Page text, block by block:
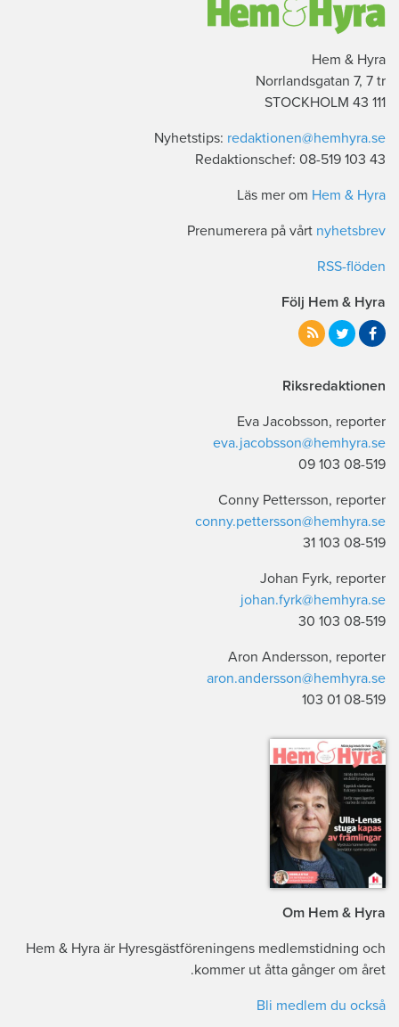
Hem & Hyra
Norrlandsgatan 7, 7 tr
111 43 STOCKHOLM
Nyhetstips: redaktionen@hemhyra.se
Redaktionschef: 08-519 103 43
Läs mer om Hem & Hyra
Prenumerera på vårt nyhetsbrev
RSS-flöden
Följ Hem & Hyra
Riksredaktionen
Eva Jacobsson, reporter
eva.jacobsson@hemhyra.se
08-519 103 09
Conny Pettersson, reporter
conny.pettersson@hemhyra.se
08-519 103 31
Johan Fyrk, reporter
johan.fyrk@hemhyra.se
08-519 103 30
Aron Andersson, reporter
aron.andersson@hemhyra.se
08-519 103 01
Om Hem & Hyra
Hem & Hyra är Hyresgästföreningens medlemstidning och
kommer ut åtta gånger om året.
Bli medlem du också